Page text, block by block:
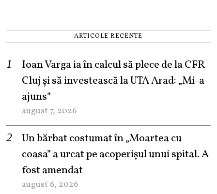
ARTICOLE RECENTE
Ioan Varga ia în calcul să plece de la CFR
Cluj și să investească la UTA Arad: „Mi-a
ajuns”
august 7, 2026
Un bărbat costumat în „Moartea cu
coasa” a urcat pe acoperișul unui spital. A
fost amendat
august 6, 2026